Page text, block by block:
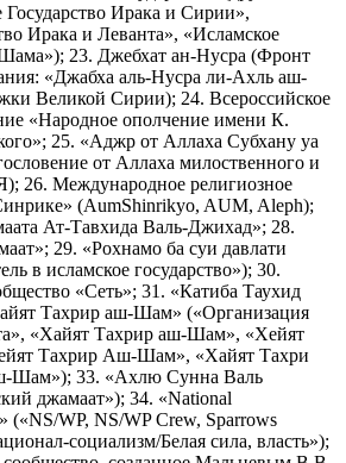
Государство Ирака и Сирии»,
Ирака и Леванта», «Исламское
23. Джебхат ан-Нусра (Фронт
«Джабха аль-Нусра ли-Ахль аш-
Великой Сирии); 24. Всероссийское
«Народное ополчение имени К.
25. «Аджр от Аллаха Субхану уа
от Аллаха милоственного и
26. Международное религиозное
(AumShinrikyo, AUM, Aleph);
Ат-Тавхида Валь-Джихад»; 28.
29. «Рохнамо ба суи давлати
в исламское государство»); 30.
«Сеть»; 31. «Катиба Таухид
Тахрир аш-Шам» («Организация
«Хайят Тахрир аш-Шам», «Хейят
Тахрир Аш-Шам», «Хайят Тахри
Шам»); 33. «Ахлю Сунна Валь
джамаат»); 34. «National
(«NS/WP, NS/WP Crew, Sparrows
социализм/Белая сила, власть»);